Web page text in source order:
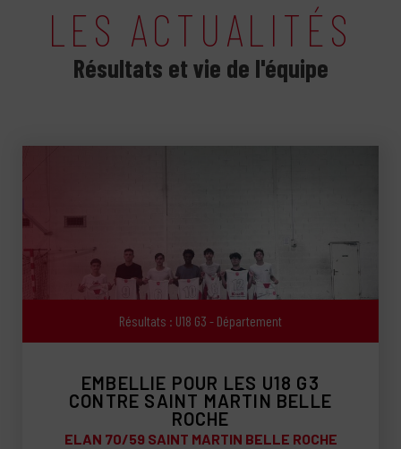
LES ACTUALITÉS
Résultats et vie de l'équipe
Résultats : U18 G3 - Département
EMBELLIE POUR LES U18 G3
CONTRE SAINT MARTIN BELLE
ROCHE
ELAN 70/59 SAINT MARTIN BELLE ROCHE